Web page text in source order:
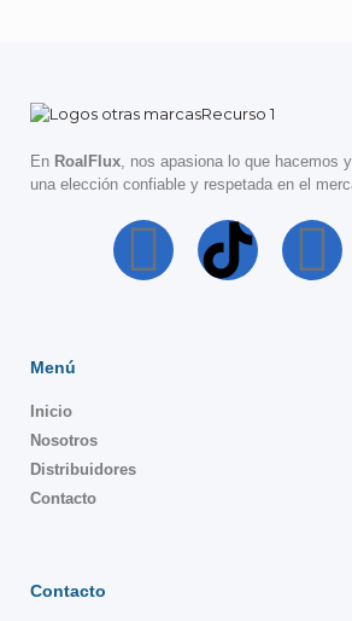
En RoalFlux, nos apasiona lo que hacemos
una elección confiable y respetada en el
Menú
Inicio
Nosotros
Distribuidores
Contacto
Contacto